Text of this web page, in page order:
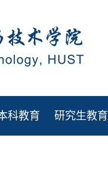
科教育 研究生教育